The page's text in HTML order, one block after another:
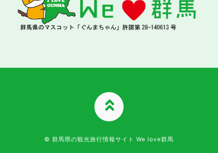
TOPへ
© 群馬県の観光旅行情報サイト We love群馬